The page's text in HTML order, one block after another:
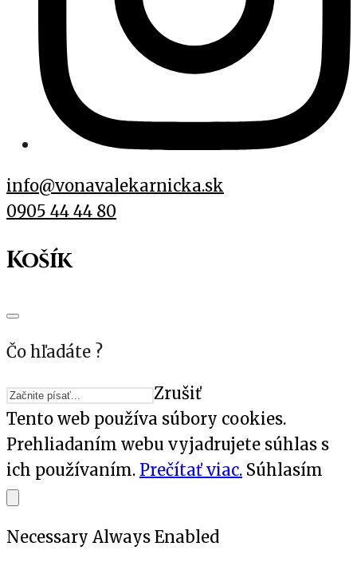
info@vonavalekarnicka.sk
0905 44 44 80
Košík
Čo hľadáte ?
Zrušiť
Tento web používa súbory cookies.
Prehliadaním webu vyjadrujete súhlas s
ich používaním. Prečítať viac. Súhlasím
Necessary Always Enabled